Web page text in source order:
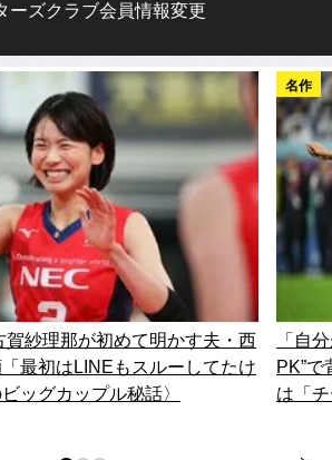
ーズクラブ会員情報変更
紗理那が初めて明かす夫・西
最初はLINEもスルーしてたけ
ッグカップル秘話〉
名作
「自
PK”
は「